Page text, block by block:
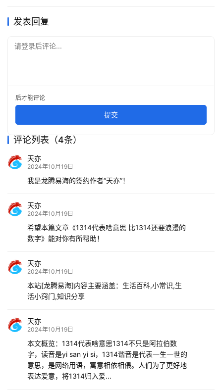
发表回复
请登录后评论...
后才能评论
提交
评论列表（4条）
天亦
2024年10月19日
我是龙腾易海的签约作者“天亦”！
天亦
2024年10月19日
希望本篇文章《1314代表啥意思 比1314还要浪漫的
数字》能对你有所帮助！
天亦
2024年10月19日
本站[龙腾易海]内容主要涵盖：生活百科,小常识,生
活小窍门,知识分享
天亦
2024年10月19日
本文概览：1314代表啥意思1314不只是阿拉伯数
字，读音是yi san yi si，1314谐音是代表一生一世的
意思，是网络用语，寓意相依相偎。人们为了更好地
表达爱意，将1314归入爱...